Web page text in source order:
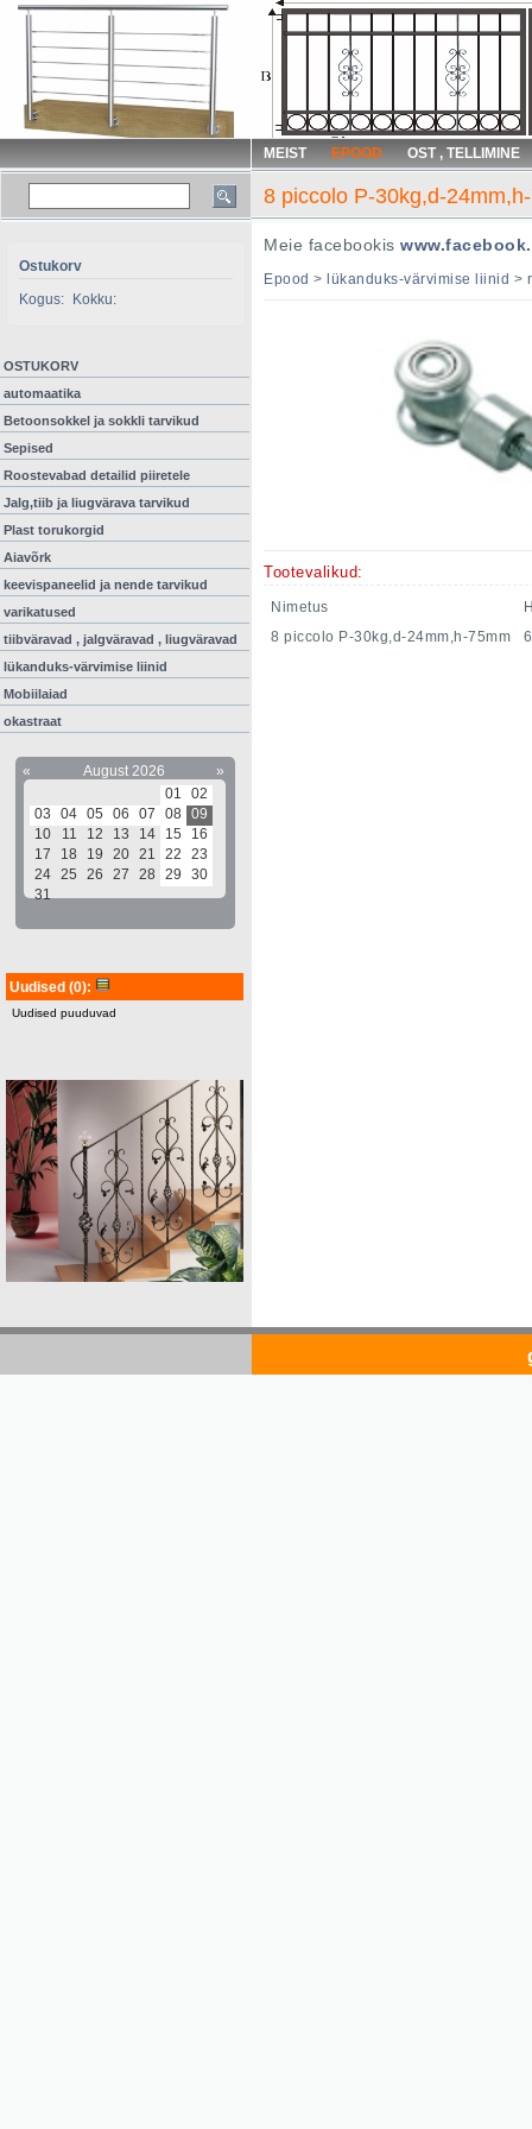
MEIST EPOOD OST , TELLIMINE
8 piccolo P-30kg,d-
Ostukorv
Kogus:
Kokku:
OSTUKORV
automaatika
Betoonsokkel ja sokkli tarvikud
Sepised
Roostevabad detailid piiretele
Jalg,tiib ja liugvärava tarvikud
Plast torukorgid
Aiavõrk
keevispaneelid ja nende tarvikud
varikatused
tiibväravad , jalgväravad , liugväravad
lükanduks-värvimise liinid
Mobiilaiad
okastraat
« August 2026
»
01
02
03
04 05 06 07 08 09
10
11 12 13 14 15
16
17
18 19 20 21 22
23
24 25 26 27 28 29
30
31
Uudised (0):
Uudised puuduvad
Meie facebookis
Epood > lükanduks-värvimise liinid >
Tootevalikud:
Nimetus
8 piccolo P-30kg,d-24mm,h-75mm